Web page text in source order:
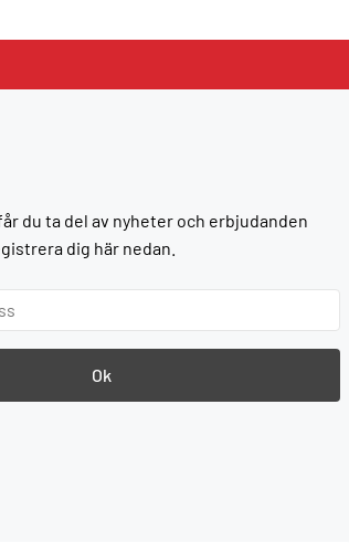
du ta del av nyheter och erbjudanden
dig här nedan.
Ok